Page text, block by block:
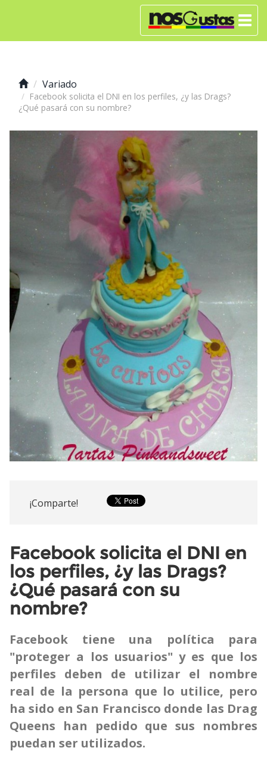
Variado
Facebook solicita el DNI en los perfiles, ¿y las Drags?
¿Qué pasará con su nombre?
¡Comparte!
Facebook solicita el DNI en
los perfiles, ¿y las Drags?
¿Qué pasará con su
nombre?
Facebook tiene una política para
"proteger a los usuarios" y es que los
perfiles deben de utilizar el nombre
real de la persona que lo utilice, pero
ha sido en San Francisco donde las Drag
Queens han pedido que sus nombres
puedan ser utilizados.